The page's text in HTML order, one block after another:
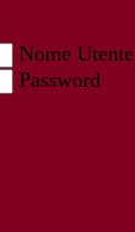
Nome Utente
Password